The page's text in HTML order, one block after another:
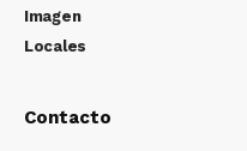
Imagen
Locales
Contacto